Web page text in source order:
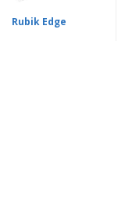
Rubik Edge